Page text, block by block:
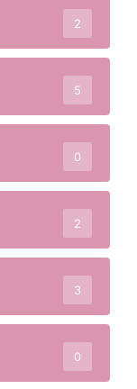
2
5
0
2
3
0